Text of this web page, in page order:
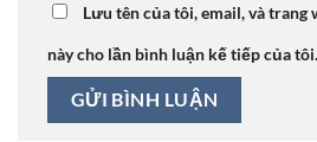
Lưu tên của tôi, email, và
này cho lần bình luận kế tiếp của tôi.